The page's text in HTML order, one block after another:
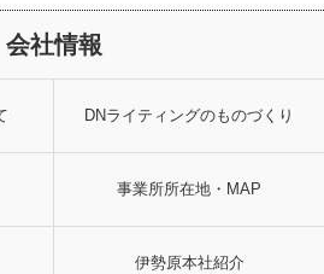
会社情報
DNライティングのものづくり
事業所所在地・MAP
伊勢原本社紹介